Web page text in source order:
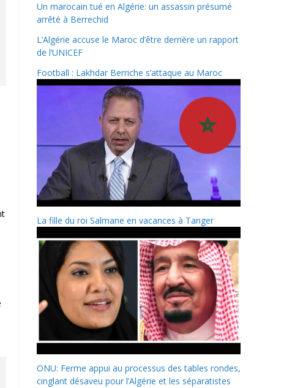
Un marocain tué en Algérie: un assassin présumé
arrêté à Berrechid
L’Algérie accuse le Maroc d’être derrière un rapport
de l’UNICEF
Football : Lakhdar Berriche s’attaque au Maroc
La fille du roi Salmane en vacances à Tanger
ONU: Ferme appui au processus des tables rondes,
cinglant désaveu pour l’Algérie et les séparatistes